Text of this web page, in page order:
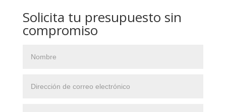
Solicita tu presupuesto sin
compromiso